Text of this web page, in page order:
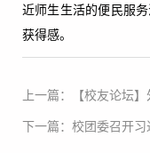
近师生生活的便民服
获得感。